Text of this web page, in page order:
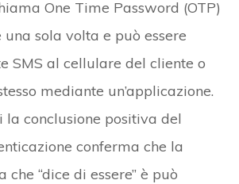
One Time Password (OTP)
sola volta e può essere
SMS al cellulare del cliente o
mediante un’applicazione.
la conclusione positiva del
conferma che la
che “dice di essere” è può